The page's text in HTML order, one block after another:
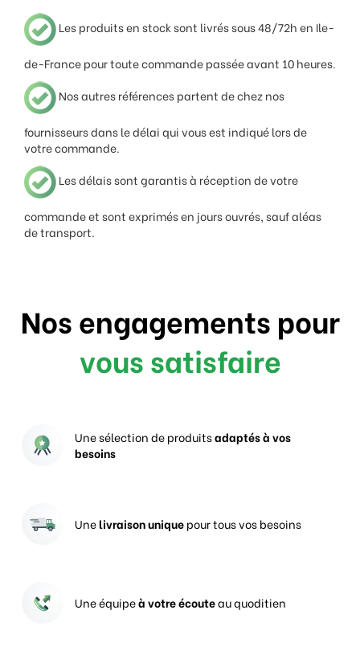
Les produits en stock sont livrés sous 48/72h en Ile-
de-France pour toute commande passée avant 10 heures.
Nos autres références partent de chez nos
fournisseurs dans le délai qui vous est indiqué lors de
votre commande.
Les délais sont garantis à réception de votre
commande et sont exprimés en jours ouvrés, sauf aléas
de transport.
Nos engagements pour
vous satisfaire
Une sélection de produitsadaptés à vos
besoins
Unelivraison uniquepour tous vos besoins
Une équipeà votre écouteau quoditien